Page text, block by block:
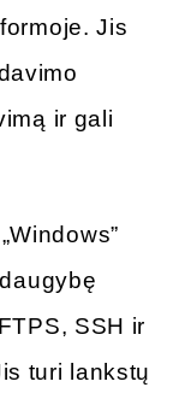
Jis
ir gali
SSH ir
turi lankstų